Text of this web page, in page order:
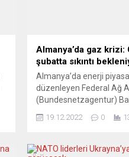
Almanya’da gaz krizi:
şubatta sıkıntı
Almanya’da enerji
düzenleyen Federal Ağ
(Bundesnetzagentur)
sıkıntısı yaşanabileceği
gazetesine verdiği
19.12.2022 0